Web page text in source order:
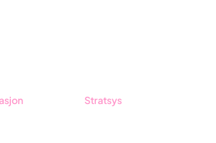
Stratsys